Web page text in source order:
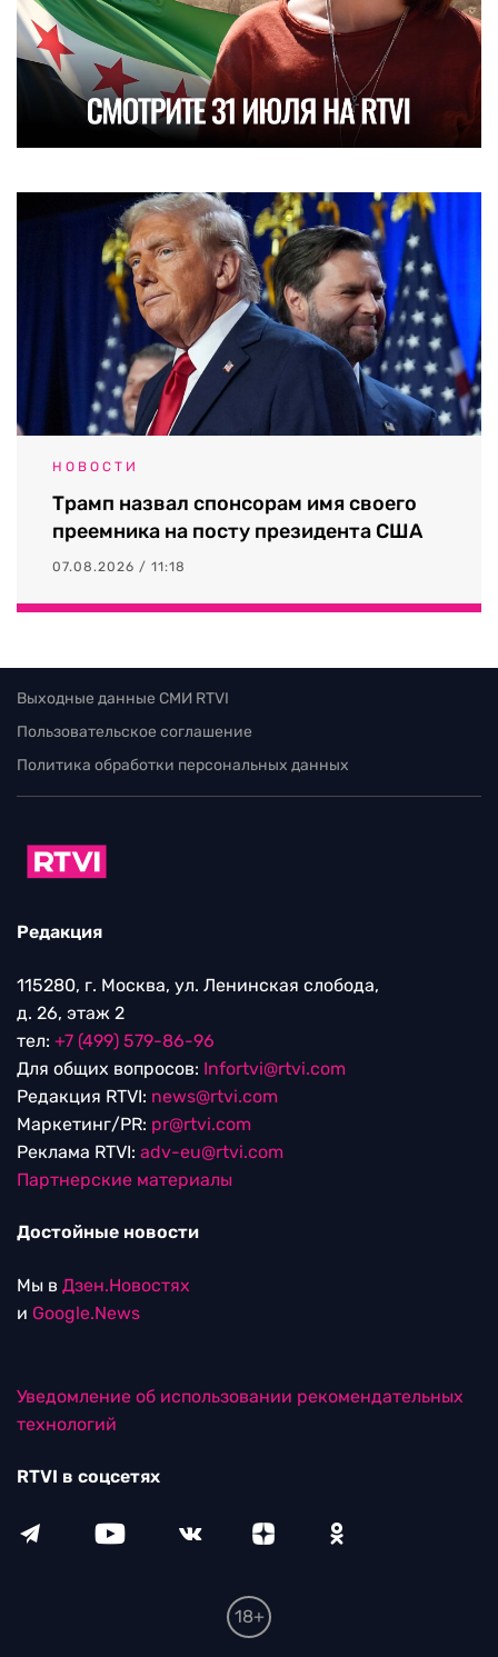
НОВОСТИ
Трамп назвал спонсорам имя своего
преемника на посту президента США
07.08.2026 / 11:18
Выходные данные СМИ RTVI
Пользовательское соглашение
Политика обработки персональных данных
Редакция
115280, г. Москва, ул. Ленинская слобода,
д. 26, этаж 2
тел: +7 (499) 579-86-96
Для общих вопросов: Infortvi@rtvi.com
Редакция RTVI: news@rtvi.com
Маркетинг/PR: pr@rtvi.com
Реклама RTVI: adv-eu@rtvi.com
Партнерские материалы
Достойные новости
Мы в Дзен.Новостях
и Google.News
Уведомление об использовании рекомендательных
технологий
RTVI в соцсетях
18+